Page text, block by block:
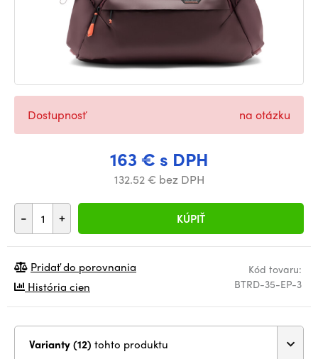
163 € s DPH
132.52 € bez DPH
- + KÚPIŤ
Dostupnosť na otázku
Kód tovaru:
BTRD-35-EP-3
Pridať do porovnania
História cien
Varianty (12) tohto produktu